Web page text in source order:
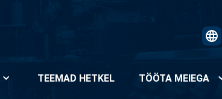
TEEMAD HETKEL TÖÖTA MEIEGA